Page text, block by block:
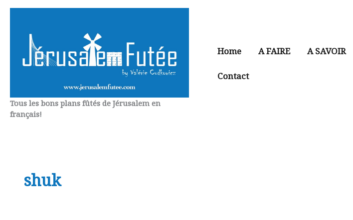
Aller
contenu
Tous les bons plans fûtés de Jérusalem en
français!
Home A FAIRE A SAVOIR
Contact
shuk